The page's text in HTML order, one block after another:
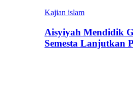
Kajian islam
Aisyiyah Mendidik
Semesta Lanjutkan